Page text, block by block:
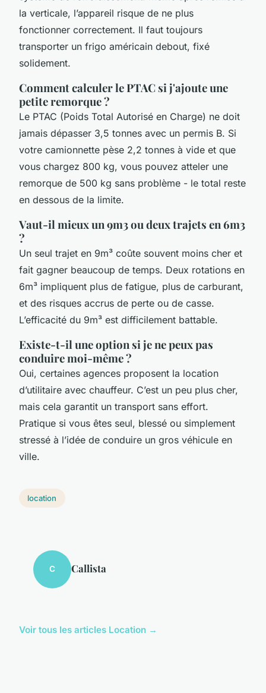
la verticale, l’appareil risque de ne plus
fonctionner correctement. Il faut toujours
transporter un frigo américain debout, fixé
solidement.
Comment calculer le PTAC si j'ajoute une
petite remorque ?
Le PTAC (Poids Total Autorisé en Charge) ne doit
jamais dépasser 3,5 tonnes avec un permis B. Si
votre camionnette pèse 2,2 tonnes à vide et que
vous chargez 800 kg, vous pouvez atteler une
remorque de 500 kg sans problème - le total reste
en dessous de la limite.
Vaut-il mieux un 9m3 ou deux trajets en 6m3
?
Un seul trajet en 9m³ coûte souvent moins cher et
fait gagner beaucoup de temps. Deux rotations en
6m³ impliquent plus de fatigue, plus de carburant,
et des risques accrus de perte ou de casse.
L’efficacité du 9m³ est difficilement battable.
Existe-t-il une option si je ne peux pas
conduire moi-même ?
Oui, certaines agences proposent la location
d’utilitaire avec chauffeur. C’est un peu plus cher,
mais cela garantit un transport sans effort.
Pratique si vous êtes seul, blessé ou simplement
stressé à l’idée de conduire un gros véhicule en
ville.
location
C Callista
Voir tous les articles Location →